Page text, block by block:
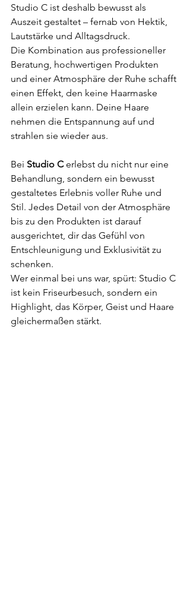
Studio C ist deshalb bewusst als
Auszeit gestaltet – fernab von Hektik,
Lautstärke und Alltagsdruck.
Die Kombination aus professioneller
Beratung, hochwertigen Produkten
und einer Atmosphäre der Ruhe schafft
einen Effekt, den keine Haarmaske
allein erzielen kann. Deine Haare
nehmen die Entspannung auf und
strahlen sie wieder aus.
Bei Studio C erlebst du nicht nur eine
Behandlung, sondern ein bewusst
gestaltetes Erlebnis voller Ruhe und
Stil. Jedes Detail von der Atmosphäre
bis zu den Produkten ist darauf
ausgerichtet, dir das Gefühl von
Entschleunigung und Exklusivität zu
schenken.
Wer einmal bei uns war, spürt: Studio C
ist kein Friseurbesuch, sondern ein
Highlight, das Körper, Geist und Haare
gleichermaßen stärkt.